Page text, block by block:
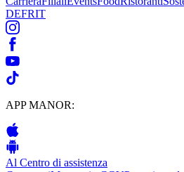
DEFRIT
APP MANOR:
Al Centro di assistenza